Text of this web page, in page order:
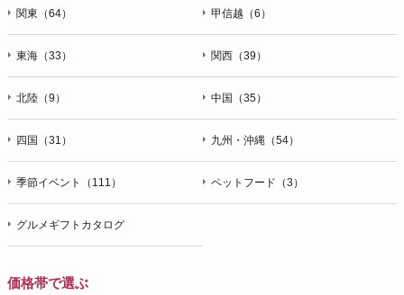
関東（64） 甲信越（6）
東海（33） 関西（39）
北陸（9） 中国（35）
四国（31） 九州・沖縄（54）
季節イベント（111） ペットフード（3）
グルメギフトカタログ
価格帯で選ぶ